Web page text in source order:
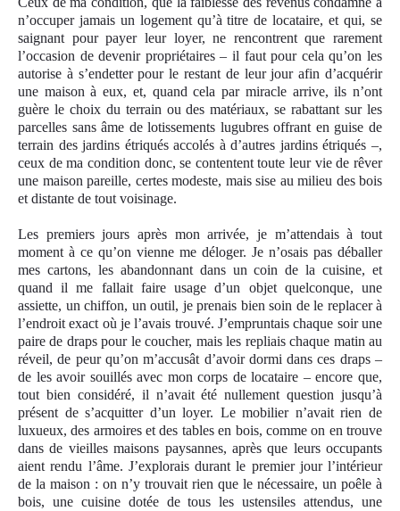
n’occuper jamais un logement qu’à titre de locataire, et qui, se
saignant pour payer leur loyer, ne rencontrent que rarement
l’occasion de devenir propriétaires – il faut pour cela qu’on les
autorise à s’endetter pour le restant de leur jour afin d’acquérir
une maison à eux, et, quand cela par miracle arrive, ils n’ont
guère le choix du terrain ou des matériaux, se rabattant sur les
parcelles sans âme de lotissements lugubres offrant en guise de
terrain des jardins étriqués accolés à d’autres jardins étriqués –,
ceux de ma condition donc, se contentent toute leur vie de rêver
une maison pareille, certes modeste, mais sise au milieu des bois
et distante de tout voisinage.
Les premiers jours après mon arrivée, je m’attendais à tout
moment à ce qu’on vienne me déloger. Je n’osais pas déballer
mes cartons, les abandonnantdans un coin de la cuisine, et
quand il me fallait faire usage d’un objet quelconque, une
assiette, un chiffon, un outil, je prenais bien soin de le replacer à
l’endroit exact où je l’avais trouvé. J’empruntais chaque soir une
paire de draps pour le coucher, mais les repliais chaque matin au
réveil, de peur qu’on m’accusât d’avoir dormi dans ces draps –
de les avoir souillés avec mon corps de locataire – encore que,
tout bien considéré, il n’avait été nullement question jusqu’à
présent de s’acquitter d’un loyer. Le mobilier n’avait rien de
luxueux, des armoires et des tables en bois, comme on en trouve
dans de vieilles maisons paysannes, après que leurs occupants
aient rendu l’âme. J’explorais durant le premier jour l’intérieur
de la maison : on n’y trouvait rien que le nécessaire, un poêle à
bois, une cuisine dotée de tous les ustensiles attendus, une